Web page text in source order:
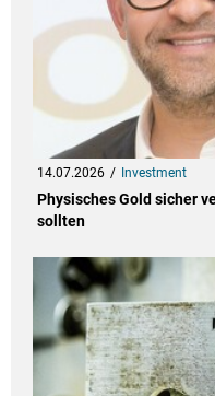
14.07.2026 Investment
Physisches Gold sicher
sollten